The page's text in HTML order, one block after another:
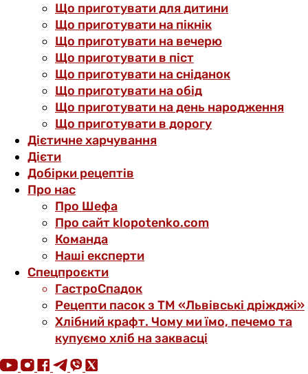
Що приготувати для дитини
Що приготувати на пікнік
Що приготувати на вечерю
Що приготувати в піст
Що приготувати на сніданок
Що приготувати на обід
Що приготувати на день народження
Що приготувати в дорогу
Дієтичне харчування
Дієти
Добірки рецептів
Про нас
Про Шефа
Про сайт klopotenko.com
Команда
Наші експерти
Спецпроєкти
ГастроСпадок
Рецепти пасок з ТМ «Львівські дріжджі»
Хлібний крафт. Чому ми їмо, печемо та
купуємо хліб на заквасці